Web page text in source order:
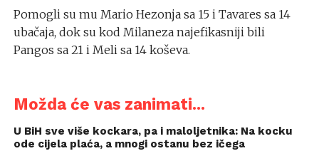
Pomogli su mu Mario Hezonja sa 15 i Tavares sa 14
ubačaja, dok su kod Milaneza najefikasniji bili
Pangos sa 21 i Meli sa 14 koševa.
Možda će vas zanimati...
U BiH sve više kockara, pa i maloljetnika: Na kocku
ode cijela plaća, a mnogi ostanu bez ičega